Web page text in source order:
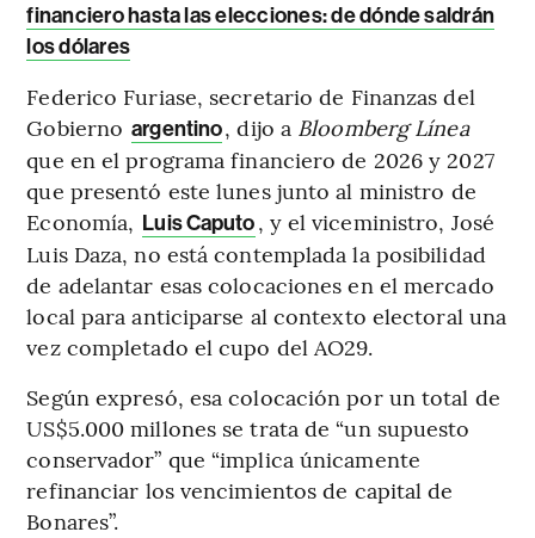
financiero hasta las elecciones: de dónde saldrán
los dólares
Federico Furiase, secretario de Finanzas del
Gobierno argentino, dijo a Bloomberg Línea
que en el programa financiero de 2026 y 2027
que presentó este lunes junto al ministro de
Economía, Luis Caputo, y el viceministro, José
Luis Daza, no está contemplada la posibilidad
de adelantar esas colocaciones en el mercado
local para anticiparse al contexto electoral una
vez completado el cupo del AO29.
Según expresó, esa colocación por un total de
US$5.000 millones se trata de “un supuesto
conservador” que “implica únicamente
refinanciar los vencimientos de capital de
Bonares”.